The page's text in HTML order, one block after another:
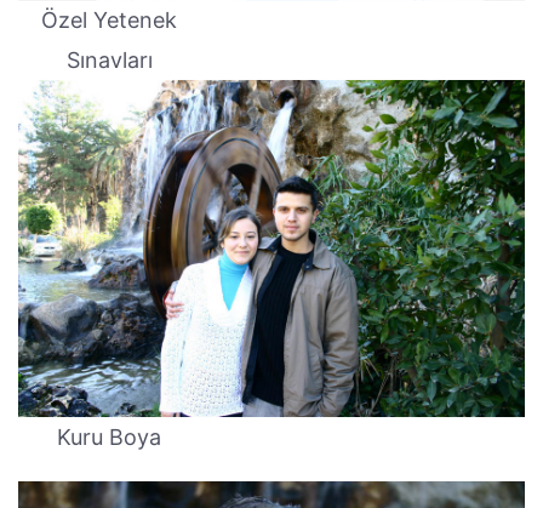
Özel Yetenek
Sınavları
Kuru Boya